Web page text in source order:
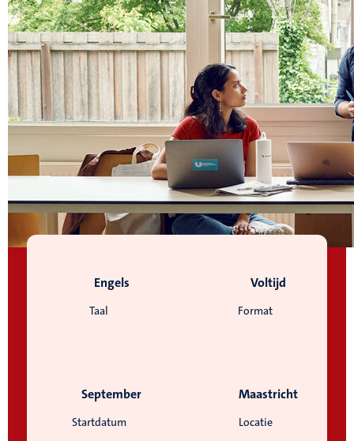
Taal
Engels
Format
Voltijd
Startdatum
September
Locatie
Maastricht